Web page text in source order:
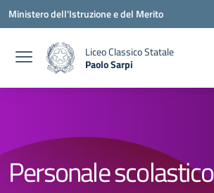
Vai ai contenuti
Vai al menu di navigazione
Vai al footer
Ministero dell'Istruzione e del Merito
Liceo Classico Statale
Paolo Sarpi
Personale scolastico